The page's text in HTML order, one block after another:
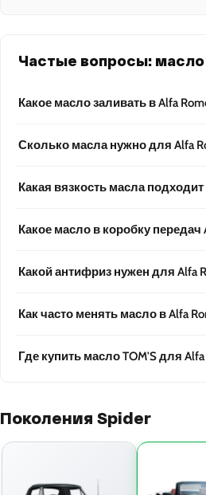
Частые вопросы: масло
Какое масло заливать в Alfa
Сколько масла нужно для Alfa
Какая вязкость масла подходит
Какое масло в коробку передач
Какой антифриз нужен для Alfa
Как часто менять масло в Alfa
Где купить масло TOM'S для Alfa
Поколения Spider